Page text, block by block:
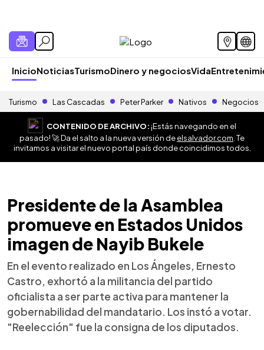
InicioNoticiasTurismoDinero y negociosVida
Turismo Las Cascadas Peter Parker Nativos Negocios
CONTENIDO DE ARCHIVO:¡Estás navegando en el
pasado! 🚀 Da el salto a la nueva versión deelsalvador.com . Te
invitamos a visitar el nuevo portal país donde coincidimos todos.
Presidente de la Asamblea
promueve en Estados Unidos
imagen de Nayib Bukele
En el evento realizado en Los Ángeles, Ernesto
Castro, exhortó a la militancia del partido
oficialista a ser parte activa para mantener la
gobernabilidad del mandatario. Los instó a votar.
"Reelección" fue la consigna de los diputados.